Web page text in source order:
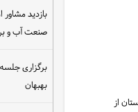
از
بازدید مشاور
صنعت آب و
برگزاری
بهبهان